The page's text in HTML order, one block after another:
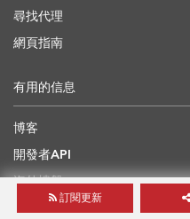
訂閱更新
尋找代理
網頁指南
有用的信息
博客
開發者API
海外樓盤
地產界專家前景論壇